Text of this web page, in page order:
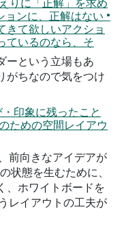
ョンに、正解はない •
きて欲しいアクショ
ているのなら、そ
ーという立場もあ
がちなので気をつけ
印象に残ったこと
ための空間レイアウ
前向きなアイデアが
状態を生むために、
、ホワイトボードを
レイアウトの工夫が